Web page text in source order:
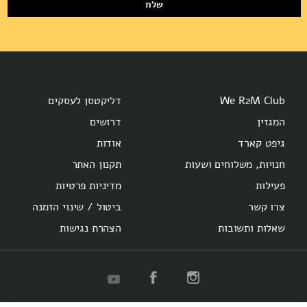
שלח
We R2M Club
המגזין
גיפט קארד
חנויות, משלוחים ושעות
פעילות
צרו קשר
שאלות ותשובות
דליקטסן לעסקים
דרושים
אודות
תקנון האתר
מדיניות פרטיות
ביטול / שינוי הזמנה
הצהרת נגישות